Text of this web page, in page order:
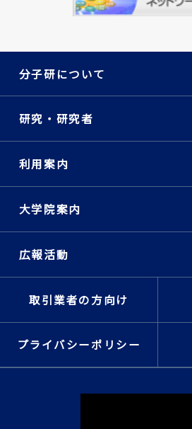
分子研について
研究・研究者
利用案内
大学院案内
広報活動
取引業者の方向け
プライバシーポリシー